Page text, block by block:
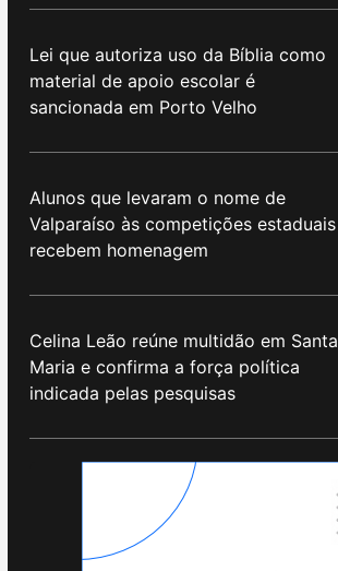
Lei que autoriza uso da Bíblia como
material de apoio escolar é
sancionada em Porto Velho
Alunos que levaram o nome de
Valparaíso às competições estaduais
recebem homenagem
Celina Leão reúne multidão em Santa
Maria e confirma a força política
indicada pelas pesquisas